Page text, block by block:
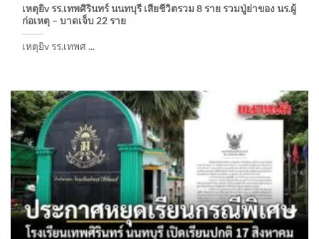
เหตุยิv รร.เทพศิรินทร์ นนทบุรี เสียชีวิตรวม 8 ราย รวมปู่ย่าของ นร.ผู้
ก่อเหตุ – บาดเจ็บ 22 ราย
เหตุยิv รร.เทพศ ...